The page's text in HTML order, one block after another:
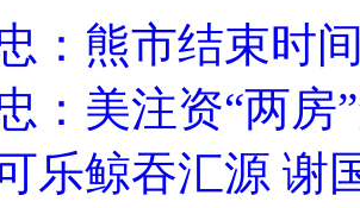
：熊市结束时
：美注资“两房
乐鲸吞汇源 谢